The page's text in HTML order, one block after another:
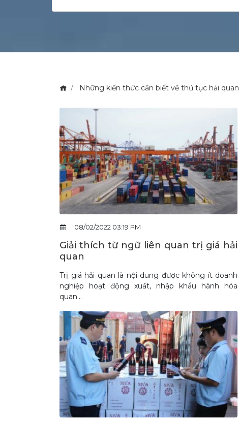
Những kiến thức cần biết về thủ tục hải quan
08/02/2022 03:19 PM
Giải thích từ ngữ liên quan trị giá hải
quan
Trị giá hải quan là nội dung được không ít doanh
nghiệp hoạt động xuất, nhập khẩu hành hóa
quan...